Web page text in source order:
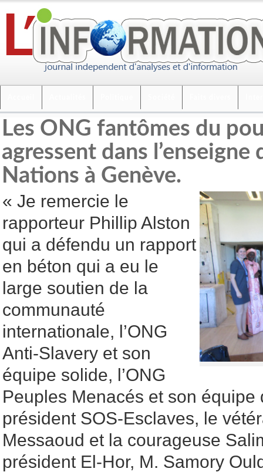
Les ONG fantômes du
agressent dans l’enseigne
Nations à Genève.
« Je remercie le
rapporteur Phillip Alston
qui a défendu un rapport
en béton qui a eu le
large soutien de la
communauté
internationale, l’ONG
Anti-Slavery et son
équipe solide, l’ONG
Peuples Menacés et son équipe
président SOS-Esclaves, le
Messaoud et la courageuse
président El-Hor, M. Samory